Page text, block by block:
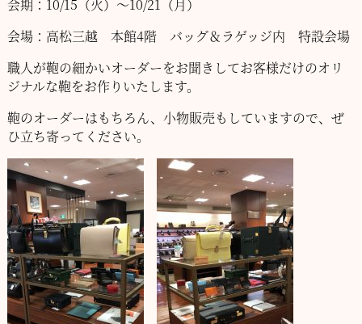
会期：10/15（火）～10/21（月）
会場：高松三越 本館4階 バッグ＆ラゲッジ内 特設会場
職人が鞄の細かいオーダーをお聞きしてお客様だけのオリ
ジナルな鞄をお作りいたします。
鞄のオーダーはもちろん、小物販売もしていますので、ぜ
ひ立ち寄ってください。